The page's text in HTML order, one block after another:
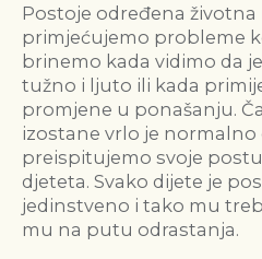
Postoje određena životna
primjećujemo probleme
brinemo kada vidimo da
tužno i ljuto ili kada
promjene u ponašanju.
izostane vrlo je normalno
preispitujemo svoje
djeteta. Svako dijete je
jedinstveno i tako mu
mu na putu odrastanja.